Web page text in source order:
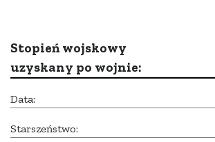
Stopień wojskowy
uzyskany po wojnie:
Data:
Starszeństwo: